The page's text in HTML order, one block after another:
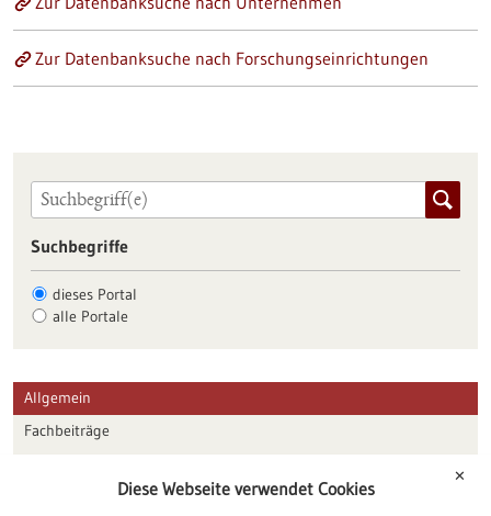
Zur Datenbanksuche nach Forschungseinrichtungen
Suchbegriffe
dieses Portal
alle Portale
Allgemein
Fachbeiträge
Veranstaltungen
✕
Diese Webseite verwendet Cookies